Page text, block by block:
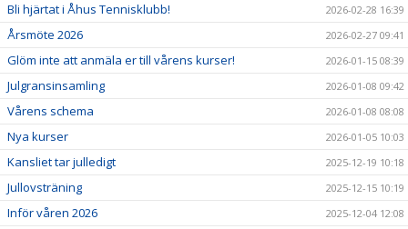
Bli hjärtat i Åhus Tennisklubb! 2026-02-28 16:39
Årsmöte 2026 2026-02-27 09:41
Glöm inte att anmäla er till vårens kurser! 2026-01-15 08:39
Julgransinsamling 2026-01-08 09:42
Vårens schema 2026-01-08 08:08
Nya kurser 2026-01-05 10:03
Kansliet tar julledigt 2025-12-19 10:18
Jullovsträning 2025-12-15 10:19
Inför våren 2026 2025-12-04 12:08